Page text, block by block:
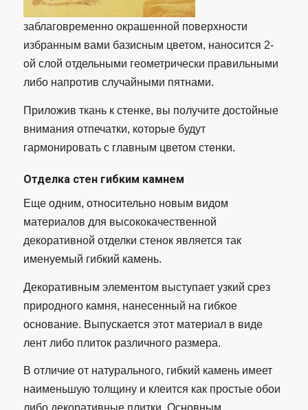
заблаговременно окрашенной поверхности
избранным вами базисным цветом, наносится 2-
ой слой отдельными геометрически правильными
либо напротив случайными пятнами.
Приложив ткань к стенке, вы получите достойные
внимания отпечатки, которые будут
гармонировать с главным цветом стенки.
Отделка стен гибким камнем
Еще одним, относительно новым видом
материалов для высококачественной
декоративной отделки стенок является так
именуемый гибкий камень.
Декоративным элементом выступает узкий срез
природного камня, нанесенный на гибкое
основание. Выпускается этот материал в виде
лент либо плиток различного размера.
В отличие от натурального, гибкий камень имеет
наименьшую толщину и клеится как простые обои